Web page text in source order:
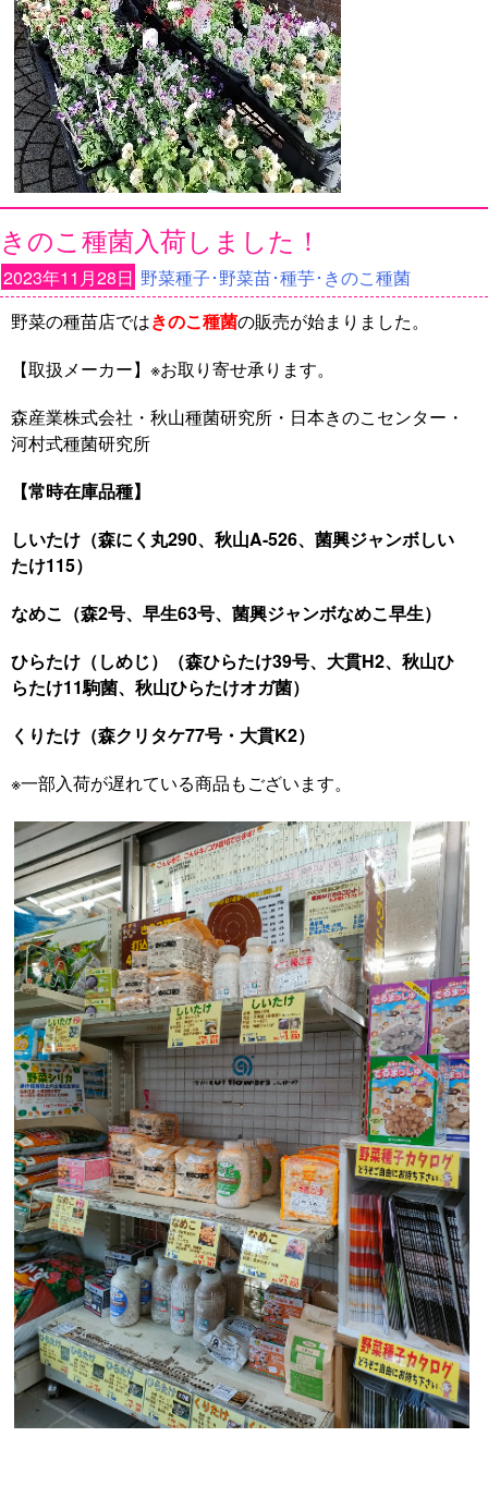
きのこ種菌入荷しました！
2023年11月28日 野菜種子･野菜苗･種芋･きのこ種菌
野菜の種苗店ではきのこ種菌の販売が始まりました。
【取扱メーカー】※お取り寄せ承ります。
森産業株式会社・秋山種菌研究所・日本きのこセンター・
河村式種菌研究所
【常時在庫品種】
しいたけ（森にく丸290、秋山A-526、菌興ジャンボしい
たけ115）
なめこ（森2号、早生63号、菌興ジャンボなめこ早生）
ひらたけ（しめじ）（森ひらたけ39号、大貫H2、秋山ひ
らたけ11駒菌、秋山ひらたけオガ菌）
くりたけ（森クリタケ77号・大貫K2）
※一部入荷が遅れている商品もございます。